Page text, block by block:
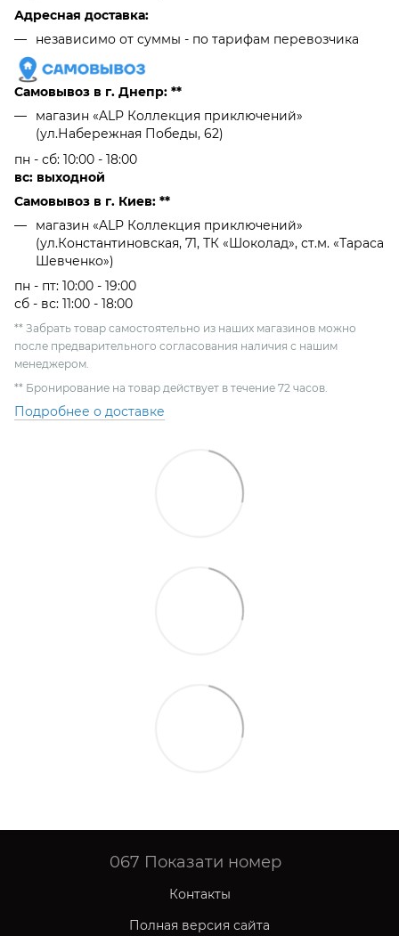
Адресная доставка:
независимо от cуммы - по тарифам перевозчика
Самовывоз в г. Днепр: **
магазин «ALP Коллекция приключений»
(ул.Набережная Победы, 62)
пн - сб: 10:00 - 18:00
вс: выходной
Самовывоз в г. Киев: **
магазин «ALP Коллекция приключений»
(ул.Константиновская, 71, ТК «Шоколад», ст.м. «Тараса
Шевченко»)
пн - пт: 10:00 - 19:00
сб - вс: 11:00 - 18:00
** Забрать товар самостоятельно из наших магазинов можно
после предварительного согласования наличия с нашим
менеджером.
** Бронирование на товар действует в течение 72 часов.
Подробнее о доставке
067 Показати номер
Контакты
Полная версия сайта